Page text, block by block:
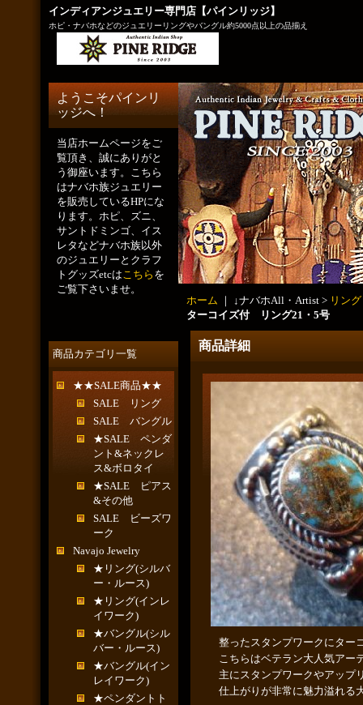
インディアンジュエリー専門店【パインリッジ】
ホピ・ナバホなどのジュエリーリングやバングル約5000点以上の品揃え
ようこそパインリ
ッジへ！
当店ホームページをご
覧頂き、誠にありがと
う御座います。こちら
はナバホ族ジュエリー
を販売しているHPにな
ります。ホピ、ズニ、
サントドミンゴ、イス
レタなどナバホ族以外
のジュエリーとクラフ
トグッズetcはこちら を
ご覧下さいませ。
商品カテゴリ一覧
★★SALE商品★★
SALE リング
SALE バングル
★SALE ペンダ
ント&ネックレ
ス&ボロタイ
★SALE ピアス
&その他
SALE ビーズワ
ーク
Navajo Jewelry
★リング(シルバ
ー・ルース)
★リング(インレ
イワーク)
★バングル(シル
バー・ルース)
★バングル(イン
レイワーク)
★ペンダントト
ホーム ｜ ↓ナバホAll・Artist > リング
ターコイズ付 リング21・5号
商品詳細
整ったスタンプワークにター
こちらはベテラン大人気アー
主にスタンプワークやアップ
仕上がりが非常に魅力溢れる